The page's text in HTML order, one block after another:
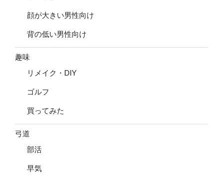
顔が大きい男性向け
背の低い男性向け
趣味
リメイク・DIY
ゴルフ
買ってみた
弓道
部活
早気